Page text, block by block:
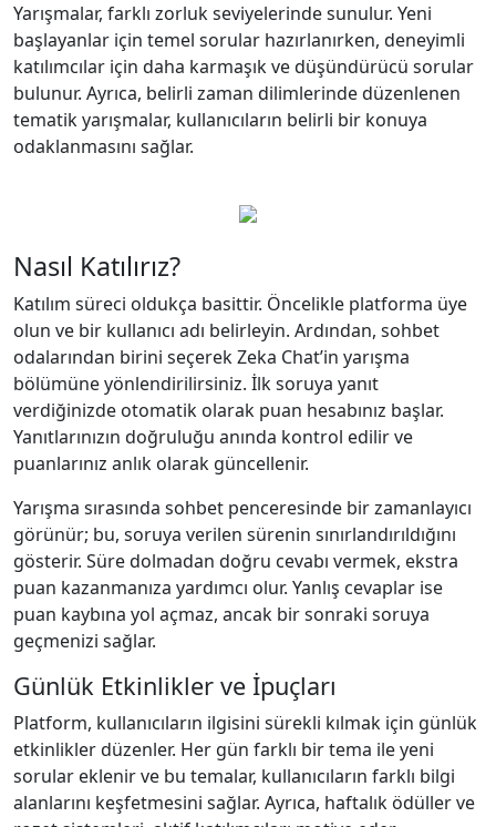
Yarışmalar, farklı zorluk seviyelerinde sunulur. Yeni
başlayanlar için temel sorular hazırlanırken, deneyimli
katılımcılar için daha karmaşık ve düşündürücü sorular
bulunur. Ayrıca, belirli zaman dilimlerinde düzenlenen
tematik yarışmalar, kullanıcıların belirli bir konuya
odaklanmasını sağlar.
Nasıl Katılırız?
Katılım süreci oldukça basittir. Öncelikle platforma üye
olun ve bir kullanıcı adı belirleyin. Ardından, sohbet
odalarından birini seçerek Zeka Chat’in yarışma
bölümüne yönlendirilirsiniz. İlk soruya yanıt
verdiğinizde otomatik olarak puan hesabınız başlar.
Yanıtlarınızın doğruluğu anında kontrol edilir ve
puanlarınız anlık olarak güncellenir.
Yarışma sırasında sohbet penceresinde bir zamanlayıcı
görünür; bu, soruya verilen sürenin sınırlandırıldığını
gösterir. Süre dolmadan doğru cevabı vermek, ekstra
puan kazanmanıza yardımcı olur. Yanlış cevaplar ise
puan kaybına yol açmaz, ancak bir sonraki soruya
geçmenizi sağlar.
Günlük Etkinlikler ve İpuçları
Platform, kullanıcıların ilgisini sürekli kılmak için günlük
etkinlikler düzenler. Her gün farklı bir tema ile yeni
sorular eklenir ve bu temalar, kullanıcıların farklı bilgi
alanlarını keşfetmesini sağlar. Ayrıca, haftalık ödüller ve